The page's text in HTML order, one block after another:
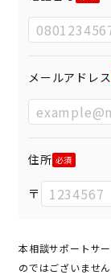
メールアドレス
住所
〒
本相談サポートサ
のではございません